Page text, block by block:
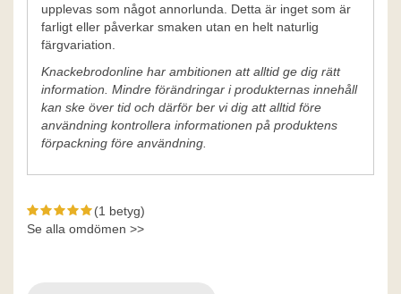
upplevas som något annorlunda. Detta är inget som är
farligt eller påverkar smaken utan en helt naturlig
färgvariation.
Knackebrodonline har ambitionen att alltid ge dig rätt
information. Mindre förändringar i produkternas innehåll
kan ske över tid och därför ber vi dig att alltid före
användning kontrollera informationen på produktens
förpackning före användning.
(1 betyg)
Se alla omdömen >>